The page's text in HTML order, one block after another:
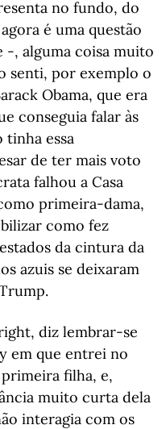
no fundo, do
é uma questão
-, alguma coisa muito
senti, por exemplo o
Obama, que era
conseguia falar às
tinha essa
de ter mais voto
falhou a Casa
primeira-dama,
como fez
da cintura da
azuis se deixaram
diz lembrar-se
em que entrei no
filha, e,
muito curta dela
interagia com os